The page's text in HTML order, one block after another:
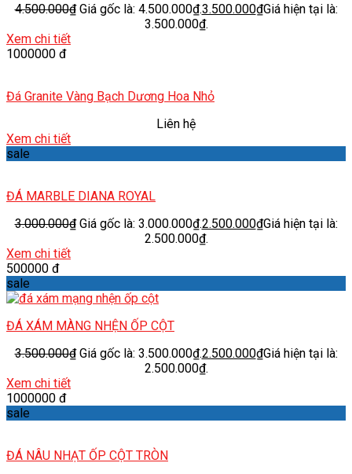
4.500.000₫ Giá gốc là: 4.500.000₫.3.500.000₫Giá hiện tại là:
3.500.000₫.
Xem chi tiết
1000000 đ
Đá Granite Vàng Bạch Dương Hoa Nhỏ
Liên hệ
Xem chi tiết
sale
ĐÁ MARBLE DIANA ROYAL
3.000.000₫ Giá gốc là: 3.000.000₫.2.500.000₫Giá hiện tại là:
2.500.000₫.
Xem chi tiết
500000 đ
sale
ĐÁ XÁM MÀNG NHỆN ỐP CỘT
3.500.000₫ Giá gốc là: 3.500.000₫.2.500.000₫Giá hiện tại là:
2.500.000₫.
Xem chi tiết
1000000 đ
sale
ĐÁ NÂU NHẠT ỐP CỘT TRÒN